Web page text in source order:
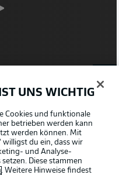
Informationen zur Partie
1848 am 19.
der Bundesliga.
UNS WICHTIG
Cookies und funktionale
betrieben werden kann
werden können. Mit
willigst du ein, dass wir
und Analyse-
Diese stammen
. Weitere Hinweise findest